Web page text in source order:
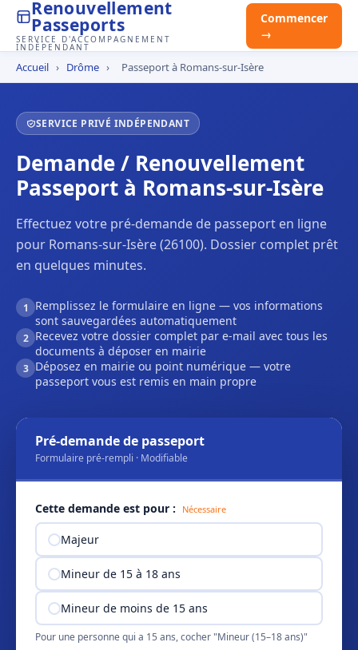
Renouvellement
Passeports
SERVICE D'ACCOMPAGNEMENT
INDÉPENDANT
Commencer
→
Accueil › Drôme › Passeport à Romans-sur-Isère
SERVICE PRIVÉ INDÉPENDANT
Demande / Renouvellement
Passeport à Romans-sur-Isère
Effectuez votre pré-demande de passeport en ligne
pour Romans-sur-Isère (26100). Dossier complet prêt
en quelques minutes.
1
Remplissez le formulaire en ligne — vos informations
sont sauvegardées automatiquement
2 Recevez votre dossier complet par e-mail avec tous les
documents à déposer en mairie
3 Déposez en mairie ou point numérique — votre
passeport vous est remis en main propre
Pré-demande de passeport
Formulaire pré-rempli · Modifiable
Cette demande est pour : Nécessaire
Majeur
Mineur de 15 à 18 ans
Mineur de moins de 15 ans
Pour une personne qui a 15 ans, cocher "Mineur (15–18 ans)"